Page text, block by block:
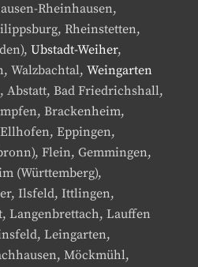
Rheinhausen,
Rheinstetten,
Ubstadt-Weiher,
Walzbachtal, Weingarten
Abstatt, Bad Friedrichshall,
Brackenheim,
Eppingen,
Flein, Gemmingen,
(Württemberg),
Ilsfeld, Ittlingen,
Langenbrettach, Lauffen
Leingarten,
Möckmühl,